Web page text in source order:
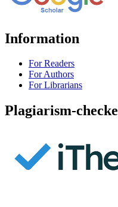
Information
For Readers
For Authors
For Librarians
Plagiarism-checke